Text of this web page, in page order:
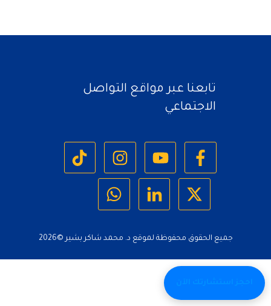
تابعنا عبر مواقع التواصل
الاجتماعي
جميع الحقوق محفوظة لموقع د. محمد شاكر بشير ©2026
احجز استشارتك الآن